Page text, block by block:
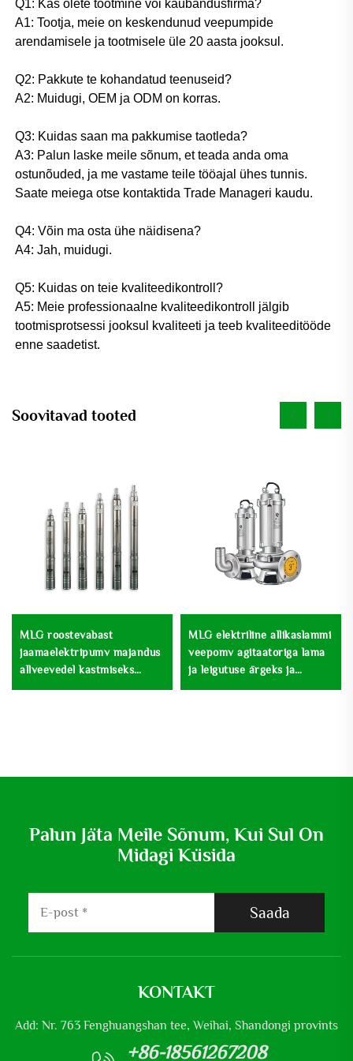
Q1: Kas olete tootmine või kaubandusfirma?
A1: Tootja, meie on keskendunud veepumpide
arendamisele ja tootmisele üle 20 aasta jooksul.
Q2: Pakkute te kohandatud teenuseid?
A2: Muidugi, OEM ja ODM on korras.
Q3: Kuidas saan ma pakkumise taotleda?
A3: Palun laske meile sõnum, et teada anda oma
ostunõuded, ja me vastame teile tööajal ühes tunnis.
Saate meiega otse kontaktida Trade Manageri kaudu.
Q4: Võin ma osta ühe näidisena?
A4: Jah, muidugi.
Q5: Kuidas on teie kvaliteedikontroll?
A5: Meie professionaalne kvaliteedikontroll jälgib
tootmisprotsessi jooksul kvaliteeti ja teeb kvaliteeditööde
enne saadetist.
Soovitavad tooted
MLG roostevabast
jaamaelektripumv majandus
allveevedel kastmiseks
MLG elektriline allikaslammi
veepomv agitaatoriga lama
ja leigutuse ärgeks ja
Palun Jäta Meile Sõnum, Kui Sul On
Midagi Küsida
Saada
KONTAKT
Add: Nr. 763 Fenghuangshan tee, Weihai, Shandongi provints
+86-18561267208